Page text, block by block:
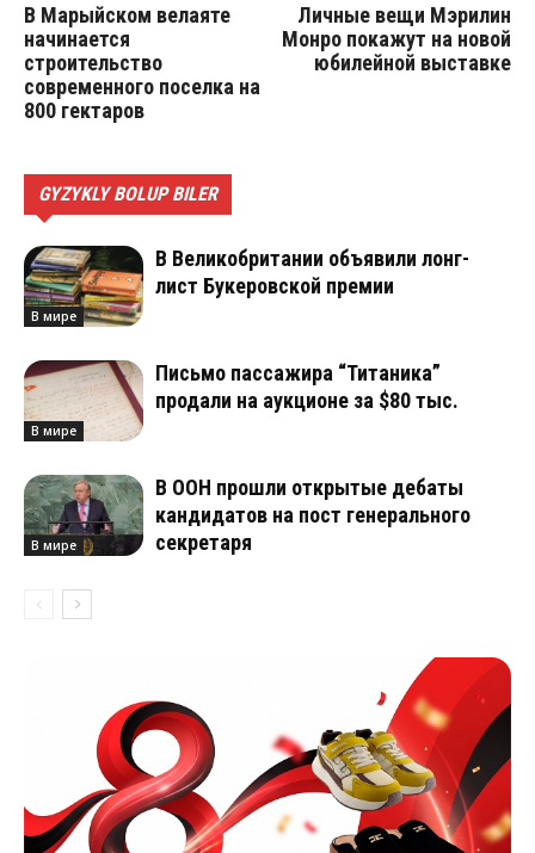
В Марыйском велаяте
начинается
строительство
современного поселка на
800 гектаров
Личные вещи Мэрилин
Монро покажут на новой
юбилейной выставке
GYZYKLY BOLUP BILER
В мире
В Великобритании объявили лонг-
лист Букеровской премии
В мире
Письмо пассажира “Титаника”
продали на аукционе за $80 тыс.
В мире
В ООН прошли открытые дебаты
кандидатов на пост генерального
секретаря